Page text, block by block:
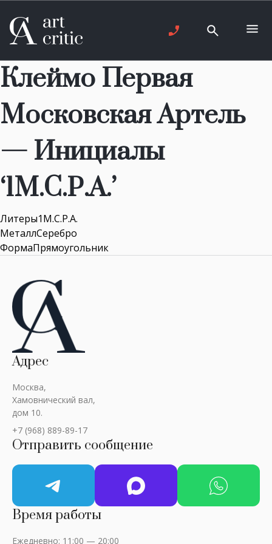
Клеймо Первая
Московская Артель
— Инициалы
‘1М.С.Р.А.’
Литеры1М.С.Р.А.
МеталлСеребро
ФормаПрямоугольник
Адрес
Москва,
Хамовнический вал,
дом 10.
+7 (968) 889-89-17
Отправить сообщение
Время работы
Ежедневно: 11:00 — 20:00